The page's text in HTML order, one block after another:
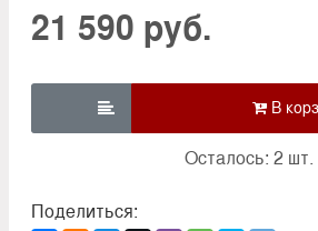
21 590 руб.

Осталось: 2 шт.
Поделиться: